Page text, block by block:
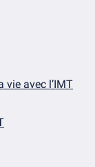
vie avec l’IMT